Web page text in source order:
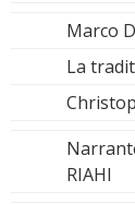
Marco
La
RIAHI